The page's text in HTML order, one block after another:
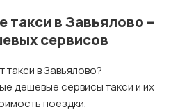
такси в Завьялово –
сервисов
в Завьялово?
дешевые сервисы такси и их
поездки.